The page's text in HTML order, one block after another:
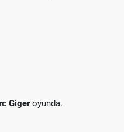
Gigeroyunda.